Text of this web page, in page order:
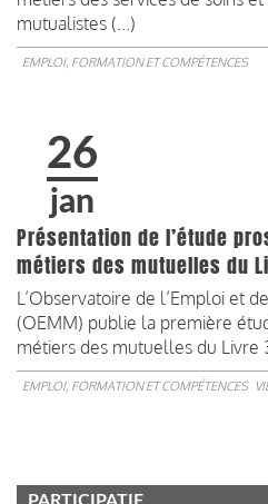
mutualistes (...)
EMPLOI, FORMATION ET COMPÉTENCES
26
jan
Présentation de l’étude
métiers des mutuelles du
L’Observatoire de l’Emploi et
(OEMM) publie la première
métiers des mutuelles du Livre
EMPLOI, FORMATION ET COMPÉTENCES